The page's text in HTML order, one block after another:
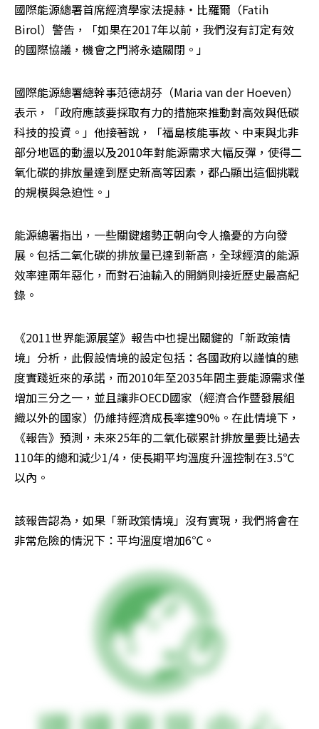
國際能源總署首席經濟學家法提赫‧比羅爾（Fatih
Birol）警告，「如果在2017年以前，我們沒有訂定有效
的國際協議，機會之門將永遠關閉。」
國際能源總署總幹事范德胡芬（Maria van der Hoeven）
表示，「政府應該要採取有力的措施來推動對高效與低碳
科技的投資。」他接著說，「福島核能事故、中東與北非
部分地區的動盪以及2010年對能源需求大幅反彈，使得二
氧化碳的排放量達到歷史新高等因素，都凸顯出這個挑戰
的規模與急迫性。」
能源總署指出，一些關鍵趨勢正朝向令人擔憂的方向發
展。包括二氧化碳的排放量已達到新高，全球經濟的能源
效率連兩年惡化，而對石油輸入的開銷則接近歷史最高紀
錄。
《2011世界能源展望》報告中也提出關鍵的「新政策情
境」分析，此假設情境的設定包括：各國政府以謹慎的態
度實踐近來的承諾，而2010年至2035年間主要能源需求僅
增加三分之一，並且讓非OECD國家（經濟合作暨發展組
織以外的國家）仍維持經濟成長率達90%。在此情境下，
《報告》預測，未來25年的二氧化碳累計排放量要比過去
110年的總和減少1/4，使長期平均溫度升溫控制在3.5℃
以內。
該報告認為，如果「新政策情境」沒有實現，我們將會在
非常危險的情況下：平均溫度增加6℃。